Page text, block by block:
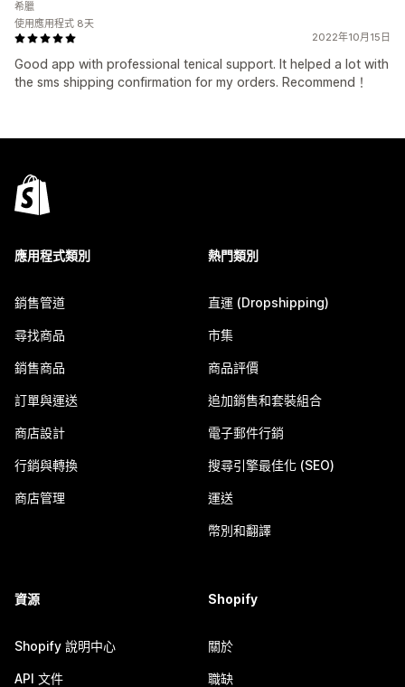
2022年10月15日
Good app with professional tenical support. It helped a lot with
the sms shipping confirmation for my orders. Recommend！
希臘
使用應用程式 8天
應用程式類別
銷售管道
尋找商品
銷售商品
訂單與運送
商店設計
行銷與轉換
商店管理
熱門類別
直運 (Dropshipping)
市集
商品評價
追加銷售和套裝組合
電子郵件行銷
搜尋引擎最佳化 (SEO)
運送
幣別和翻譯
資源
Shopify 說明中心
API 文件
Shopify
關於
職缺